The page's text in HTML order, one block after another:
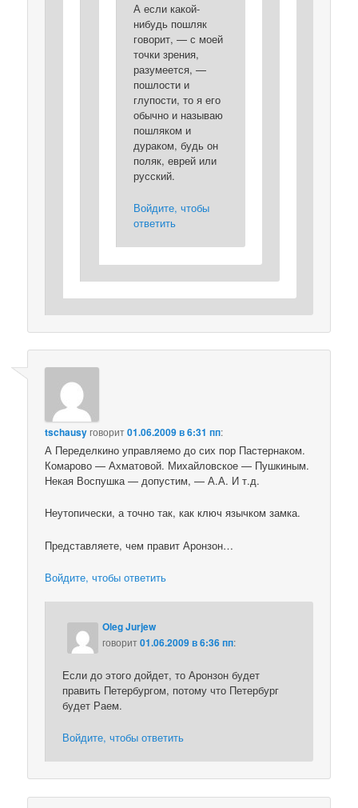
А если какой-
нибудь пошляк
говорит, — с моей
точки зрения,
разумеется, —
пошлости и
глупости, то я его
обычно и называю
пошляком и
дураком, будь он
поляк, еврей или
русский.
Войдите, чтобы
ответить
tschausyговорит01.06.2009 в 6:31 пп:
А Переделкино управляемо до сих пор Пастернаком.
Комарово — Ахматовой. Михайловское — Пушкиным.
Некая Воспушка — допустим, — А.А. И т.д.
Неутопически, а точно так, как ключ язычком замка.
Представляете, чем правит Аронзон…
Войдите, чтобы ответить
Oleg Jurjew
говорит01.06.2009 в 6:36 пп:
Если до этого дойдет, то Аронзон будет
править Петербургом, потому что Петербург
будет Раем.
Войдите, чтобы ответить